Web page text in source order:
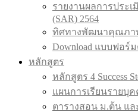
รายงานผลการประ
(SAR) 2564
ทิศทางพัฒนาคุณภา
Download แบบฟอร์ม
หลักสูตร
หลักสูตร 4 Success
แผนการเรียนรายบุ
ตารางสอน ม.ต้น แล